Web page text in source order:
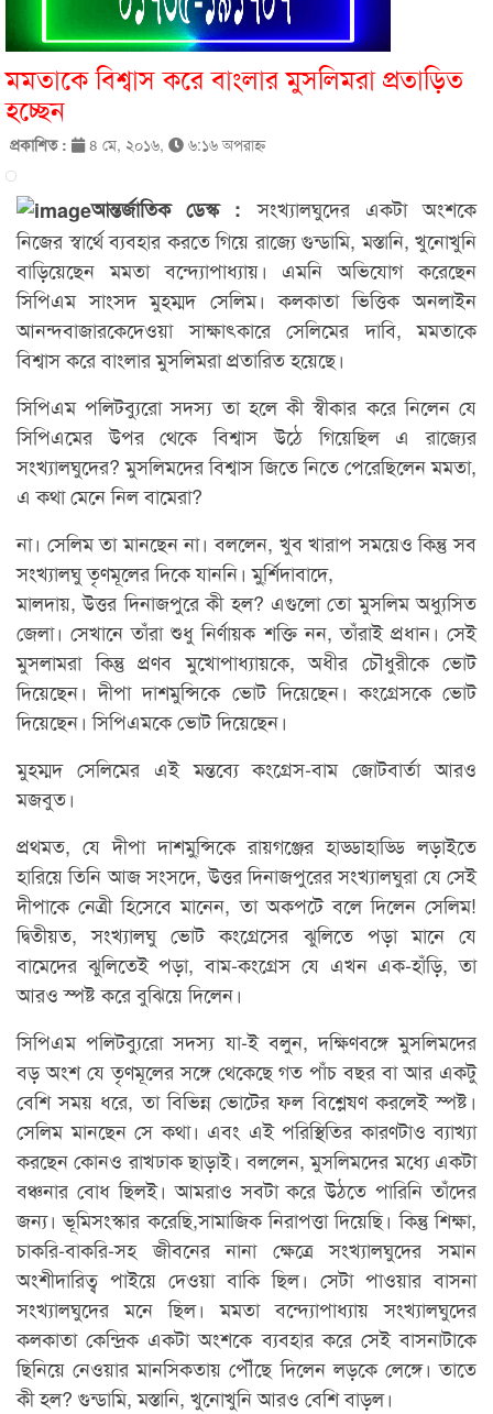
মমতাকে বিশ্বাস করে বাংলার মুসলিমরা প্রতাড়িত
হচ্ছেন
প্রকাশিত : ৪ মে, ২০১৬, ৬:১৬ অপরাহ্ণ
আন্তর্জাতিক ডেস্ক : সংখ্যালঘুদের একটা অংশকে
নিজের স্বার্থে ব্যবহার করতে গিয়ে রাজ্যে গুন্ডামি, মস্তানি, খুনোখুনি
বাড়িয়েছেন মমতা বন্দ্যোপাধ্যায়। এমনি অভিযোগ করেছেন
সিপিএম সাংসদ মুহম্মদ সেলিম। কলকাতা ভিত্তিক অনলাইন
আনন্দবাজারকেদেওয়া সাক্ষাৎকারে সেলিমের দাবি, মমতাকে
বিশ্বাস করে বাংলার মুসলিমরা প্রতারিত হয়েছে।
সিপিএম পলিটব্যুরো সদস্য তা হলে কী স্বীকার করে নিলেন যে
সিপিএমের উপর থেকে বিশ্বাস উঠে গিয়েছিল এ রাজ্যের
সংখ্যালঘুদের? মুসলিমদের বিশ্বাস জিতে নিতে পেরেছিলেন মমতা,
এ কথা মেনে নিল বামেরা?
না। সেলিম তা মানছেন না। বললেন, খুব খারাপ সময়েও কিন্তু সব
সংখ্যালঘু তৃণমূলের দিকে যাননি। মু্র্শিদাবাদে,
মালদায়, উত্তর দিনাজপুরে কী হল? এগুলো তো মুসলিম অধ্যুসিত
জেলা। সেখানে তাঁরা শুধু নির্ণায়ক শক্তি নন, তাঁরাই প্রধান। সেই
মুসলামরা কিন্তু প্রণব মুখোপাধ্যায়কে, অধীর চৌধুরীকে ভোট
দিয়েছেন। দীপা দাশমুন্সিকে ভোট দিয়েছেন। কংগ্রেসকে ভোট
দিয়েছেন। সিপিএমকে ভোট দিয়েছেন।
মুহম্মদ সেলিমের এই মন্তব্যে কংগ্রেস-বাম জোটবার্তা আরও
মজবুত।
প্রথমত, যে দীপা দাশমু্ন্সিকে রায়গঞ্জের হাড্ডাহাড্ডি লড়াইতে
হারিয়ে তিনি আজ সংসদে, উত্তর দিনাজপুরের সংখ্যালঘুরা যে সেই
দীপাকে নেত্রী হিসেবে মানেন, তা অকপটে বলে দিলেন সেলিম!
দ্বিতীয়ত, সংখ্যালঘু ভোট কংগ্রেসের ঝুলিতে পড়া মানে যে
বামেদের ঝুলিতেই পড়া, বাম-কংগ্রেস যে এখন এক-হাঁড়ি, তা
আরও স্পষ্ট করে বুঝিয়ে দিলেন।
সিপিএম পলিটব্যুরো সদস্য যা-ই বলুন, দক্ষিণবঙ্গে মুসলিমদের
বড় অংশ যে তৃণমূলের সঙ্গে থেকেছে গত পাঁচ বছর বা আর একটু
বেশি সময় ধরে, তা বিভিন্ন ভোটের ফল বিশ্লেষণ করলেই স্পষ্ট।
সেলিম মানছেন সে কথা। এবং এই পরিস্থিতির কারণটাও ব্যাখ্যা
করছেন কোনও রাখঢাক ছাড়াই। বললেন, মুসলিমদের মধ্যে একটা
বঞ্চনার বোধ ছিলই। আমরাও সবটা করে উঠতে পারিনি তাঁদের
জন্য। ভূমিসংস্কার করেছি,সামাজিক নিরাপত্তা দিয়েছি। কিন্তু শিক্ষা,
চাকরি-বাকরি-সহ জীবনের নানা ক্ষেত্রে সংখ্যালঘুদের সমান
অংশীদারিত্ব পাইয়ে দেওয়া বাকি ছিল। সেটা পাওয়ার বাসনা
সংখ্যালঘুদের মনে ছিল। মমতা বন্দ্যোপাধ্যায় সংখ্যালঘুদের
কলকাতা কেন্দ্রিক একটা অংশকে ব্যবহার করে সেই বাসনাটাকে
ছিনিয়ে নেওয়ার মানসিকতায় পৌঁছে দিলেন লড়কে লেঙ্গে। তাতে
কী হল? গুন্ডামি, মস্তানি, খুনোখুনি আরও বেশি বাড়ল।